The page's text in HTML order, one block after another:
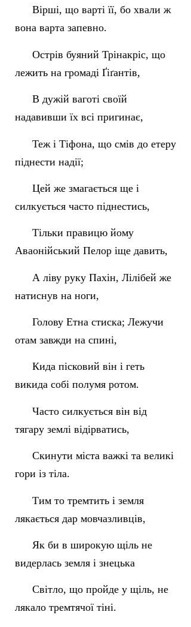
Вірші, що варті її, бо хвали ж
вона варта запевно.
Острів буяний Трінакріс, що
лежить на громаді Ґіґантів,
В дужій ваготі своїй
надавивши їх всі пригинає,
Теж і Тіфона, що смів до етеру
піднести надії;
Цей же змагається ще і
силкується часто піднестись,
Тільки правицю йому
Аваонійський Пелор іще давить,
А ліву руку Пахін, Лілібей же
натиснув на ноги,
Голову Етна стиска; Лежучи
отам завжди на спині,
Кида пісковий він і геть
викида собі полумя ротом.
Часто силкується він від
тягару землі відірватись,
Скинути міста важкі та великі
гори із тіла.
Тим то тремтить і земля
лякається дар мовчазливців,
Як би в широкую щіль не
видерлась земля і знецька
Світло, що пройде у щіль, не
лякало тремтячої тіні.